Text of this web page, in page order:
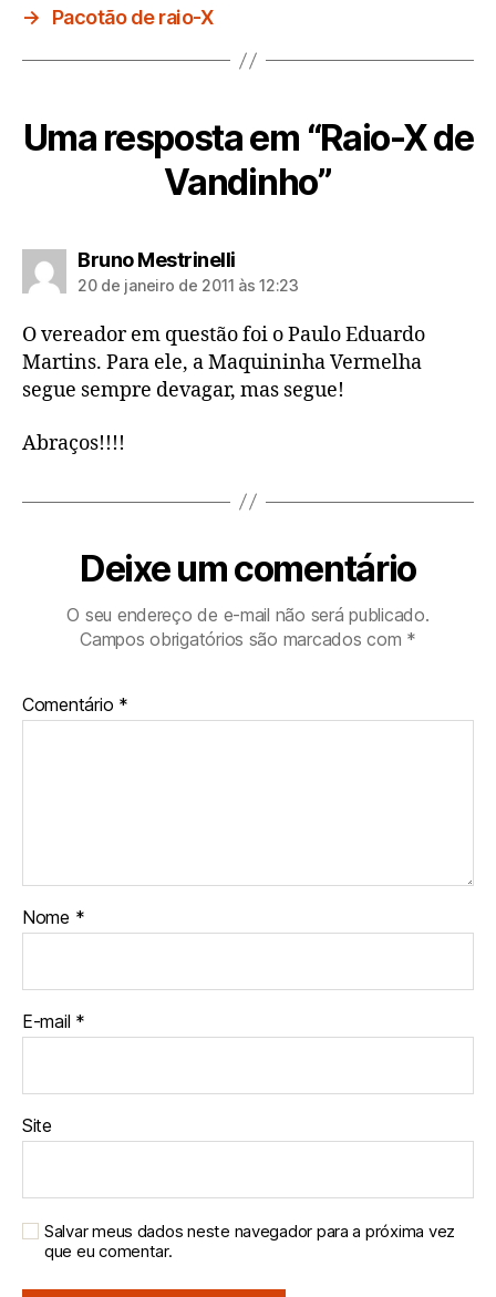
→
Pacotão de raio-X
Uma resposta em “Raio-X de
Vandinho”
Bruno Mestrinellidiz:
20 de janeiro de 2011 às 12:23
O vereador em questão foi o Paulo Eduardo
Martins. Para ele, a Maquininha Vermelha
segue sempre devagar, mas segue!
Abraços!!!!
Deixe um comentário
O seu endereço de e-mail não será publicado.
Campos obrigatórios são marcados com *
Comentário *
Nome *
E-mail *
Site
Salvar meus dados neste navegador para a próxima vez
que eu comentar.